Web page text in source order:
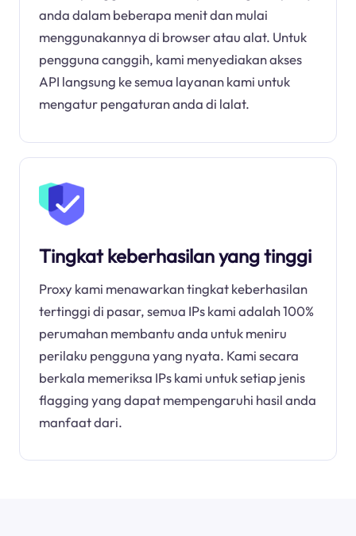
anda dalam beberapa menit dan mulai
menggunakannya di browser atau alat. Untuk
pengguna canggih, kami menyediakan akses
API langsung ke semua layanan kami untuk
mengatur pengaturan anda di lalat.
Tingkat keberhasilan yang tinggi
Proxy kami menawarkan tingkat keberhasilan
tertinggi di pasar, semua IPs kami adalah 100%
perumahan membantu anda untuk meniru
perilaku pengguna yang nyata. Kami secara
berkala memeriksa IPs kami untuk setiap jenis
flagging yang dapat mempengaruhi hasil anda
manfaat dari.